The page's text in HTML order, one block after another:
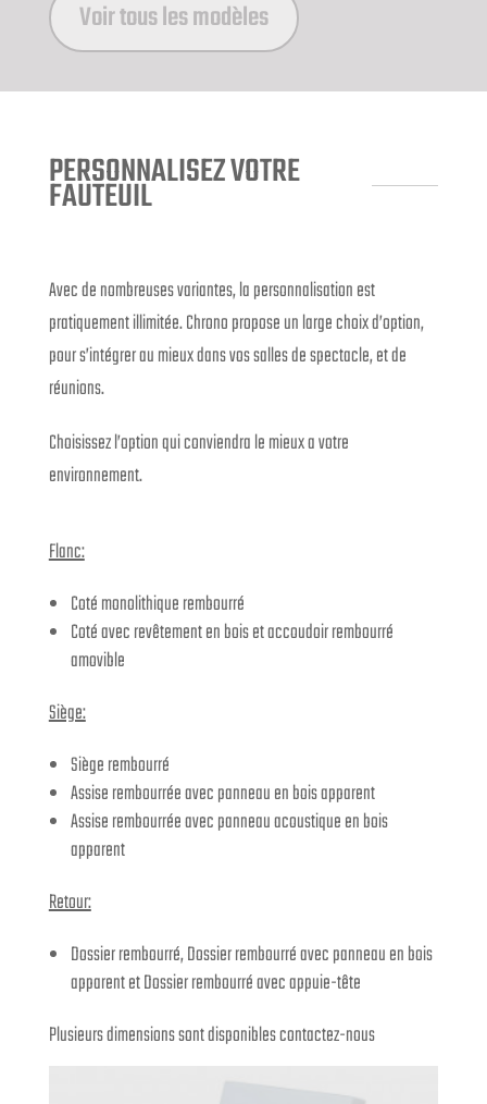
Voir tous les modèles
PERSONNALISEZ VOTRE
FAUTEUIL
Avec de nombreuses variantes, la personnalisation est
pratiquement illimitée. Chrono propose un large choix d’option,
pour s’intégrer au mieux dans vos salles de spectacle, et de
réunions.
Choisissez l’option qui conviendra le mieux a votre
environnement.
Flanc:
Coté monolithique rembourré
Coté avec revêtement en bois et accoudoir rembourré
amovible
Siège:
Siège rembourré
Assise rembourrée avec panneau en bois apparent
Assise rembourrée avec panneau acoustique en bois
apparent
Retour:
Dossier rembourré, Dossier rembourré avec panneau en bois
apparent et Dossier rembourré avec appuie-tête
Plusieurs dimensions sont disponibles contactez-nous